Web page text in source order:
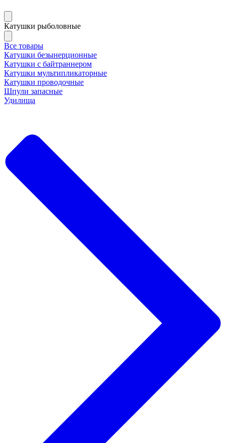
Катушки рыболовные
Все товары
Катушки безынерционные
Катушки с байтраннером
Катушки мультипликаторные
Катушки проводочные
Шпули запасные
Удилища